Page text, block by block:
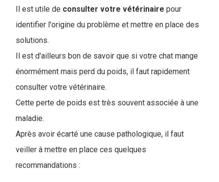
Il est utile de consulter votre vétérinaire pour
identifier l'origine du problème et mettre en place des
solutions.
Il est d'ailleurs bon de savoir que si votre chat mange
énormément mais perd du poids, il faut rapidement
consulter votre vétérinaire.
Cette perte de poids est très souvent associée à une
maladie.
Après avoir écarté une cause pathologique, il faut
veiller à mettre en place ces quelques
recommandations :